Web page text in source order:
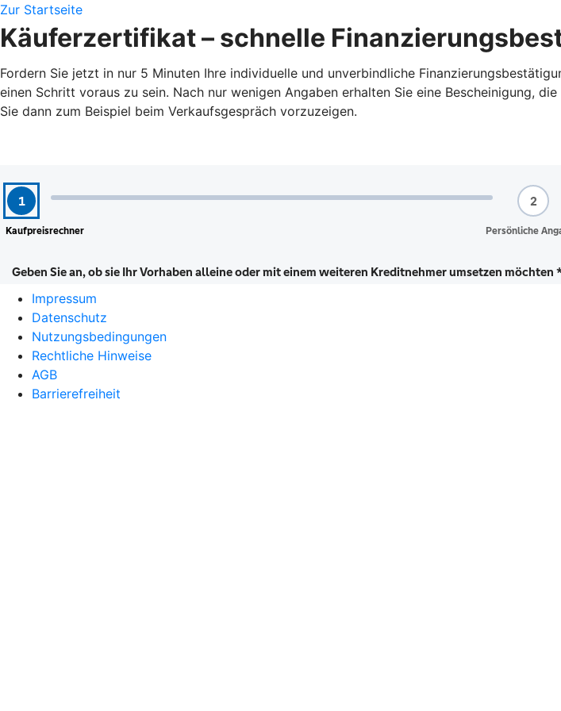
Zur Startseite
Käuferzertifikat – schnelle
Fordern Sie jetzt in nur 5 Minuten Ihre individuelle und unverbindliche
einen Schritt voraus zu sein. Nach nur wenigen Angaben erhalten Sie eine Bescheinigung,
Sie dann zum Beispiel beim Verkaufsgespräch vorzuzeigen.
Impressum
Datenschutz
Nutzungsbedingungen
Rechtliche Hinweise
AGB
Barrierefreiheit